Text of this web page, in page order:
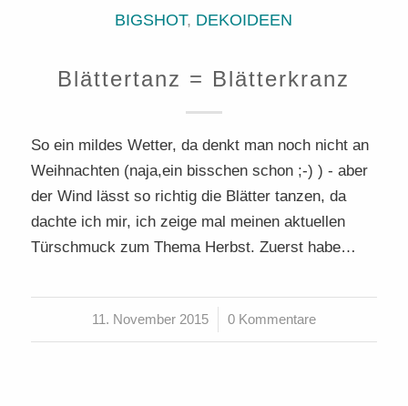
BIGSHOT, DEKOIDEEN
Blättertanz = Blätterkranz
So ein mildes Wetter, da denkt man noch nicht an
Weihnachten (naja,ein bisschen schon ;-) ) - aber
der Wind lässt so richtig die Blätter tanzen, da
dachte ich mir, ich zeige mal meinen aktuellen
Türschmuck zum Thema Herbst. Zuerst habe…
11. November 2015
/ 0 Kommentare